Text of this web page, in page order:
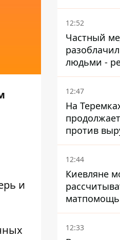
и
атаки на
направлении
12:52
Частный
людьми -
12:47
На
против
произошла
спецназом
12:44
Киевляне
дадут
12:33